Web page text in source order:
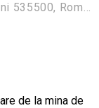
Strada Nicolae Bălcescu 113, Gheorgheni 535500, Romania
de la mina de